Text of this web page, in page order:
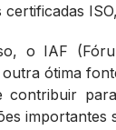
certificadas
o IAF
ótima
contribuir
importantes